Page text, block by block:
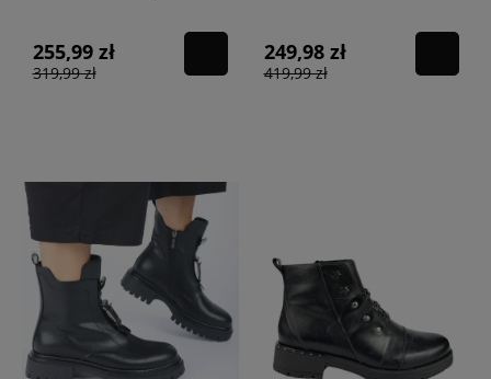
255,99 zł
319,99 zł
249,98 zł
419,99 zł